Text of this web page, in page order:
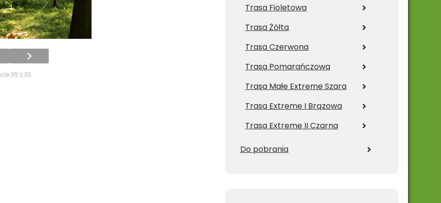
35 z 35
Trasa Fioletowa
Trasa Żółta
Trasa Czerwona
Trasa Pomarańczowa
Trasa Małe Extreme Szara
Trasa Extreme I Brązowa
Trasa Extreme II Czarna
Do pobrania